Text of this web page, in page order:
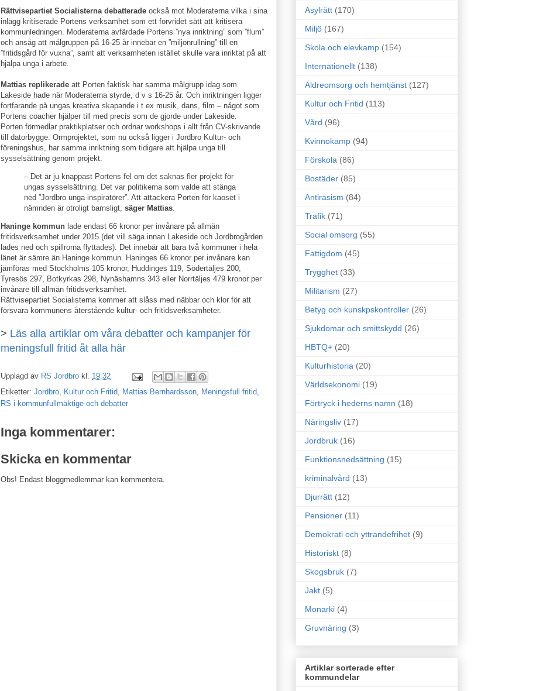
Rättvisepartiet Socialisterna debatterade också mot Moderaterna vilka i sina
inlägg kritiserade Portens verksamhet som ett förvridet sätt att kritisera
kommunledningen. Moderaterna avfärdade Portens ”nya inriktning” som ”flum”
och ansåg att målgruppen på 16-25 år innebar en ”miljonrullning” till en
”fritidsgård för vuxna”, samt att verksamheten istället skulle vara inriktat på att
hjälpa unga i arbete.
Mattias replikerade att Porten faktisk har samma målgrupp idag som
Lakeside hade när Moderaterna styrde, d v s 16-25 år. Och inriktningen ligger
fortfarande på ungas kreativa skapande i t ex musik, dans, film – något som
Portens coacher hjälper till med precis som de gjorde under Lakeside.
Porten förmedlar praktikplatser och ordnar workshops i allt från CV-skrivande
till datorbygge. Ormprojektet, som nu också ligger i Jordbro Kultur- och
föreningshus, har samma inriktning som tidigare att hjälpa unga till
sysselsättning genom projekt.
– Det är ju knappast Portens fel om det saknas fler projekt för
ungas sysselsättning. Det var politikerna som valde att stänga
ned ”Jordbro unga inspiratörer”. Att attackera Porten för kaoset i
nämnden är otroligt barnsligt, säger Mattias.
Haninge kommun lade endast 66 kronor per invånare på allmän
fritidsverksamhet under 2015 (det vill säga innan Lakeside och Jordbrogården
lades ned och spillrorna flyttades). Det innebär att bara två kommuner i hela
länet är sämre än Haninge kommun. Haninges 66 kronor per invånare kan
jämföras med Stockholms 105 kronor, Huddinges 119, Södertäljes 200,
Tyresös 297, Botkyrkas 298, Nynäshamns 343 eller Norrtäljes 479 kronor per
invånare till allmän fritidsverksamhet.
Rättvisepartiet Socialisterna kommer att slåss med näbbar och klor för att
försvara kommunens återstående kultur- och fritidsverksamheter.
> Läs alla artiklar om våra debatter och kampanjer för
meningsfull fritid åt alla här
Upplagd av RS Jordbro kl. 19:32
Etiketter: Jordbro, Kultur och Fritid, Mattias Bernhardsson, Meningsfull fritid,
RS i kommunfullmäktige och debatter
Inga kommentarer:
Skicka en kommentar
Obs! Endast bloggmedlemmar kan kommentera.
Asylrätt (170)
Miljö (167)
Skola och elevkamp (154)
Internationellt (138)
Äldreomsorg och hemtjänst (127)
Kultur och Fritid (113)
Vård (96)
Kvinnokamp (94)
Förskola (86)
Bostäder (85)
Antirasism (84)
Trafik (71)
Social omsorg (55)
Fattigdom (45)
Trygghet (33)
Militarism (27)
Betyg och kunskpskontroller (26)
Sjukdomar och smittskydd (26)
HBTQ+ (20)
Kulturhistoria (20)
Världsekonomi (19)
Förtryck i hederns namn (18)
Näringsliv (17)
Jordbruk (16)
Funktionsnedsättning (15)
kriminalvård (13)
Djurrätt (12)
Pensioner (11)
Demokrati och yttrandefrihet (9)
Historiskt (8)
Skogsbruk (7)
Jakt (5)
Monarki (4)
Gruvnäring (3)
Artiklar sorterade efter
kommundelar